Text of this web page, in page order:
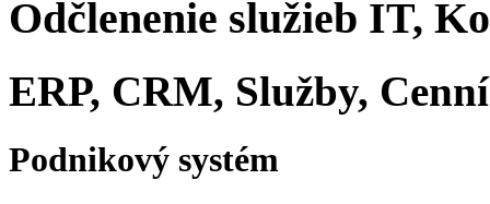
Odčlenenie služieb IT,
ERP, CRM, Služby,
Podnikový systém